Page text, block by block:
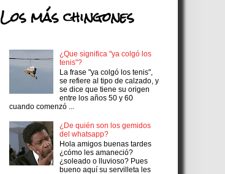
Los más chingones
¿Que significa "ya colgó los
tenis"?
La frase "ya colgó los tenis",
se refiere al tipo de calzado, y
se dice que tiene su origen
entre los años 50 y 60
cuando comenzó ...
¿De quién son los gemidos
del whatsapp?
Hola amigos buenas tardes
¿cómo les amaneció?
¿soleado o lluvioso? Pues
bueno aquí su servilleta les